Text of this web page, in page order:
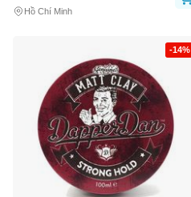
Hồ Chí Minh
-14%